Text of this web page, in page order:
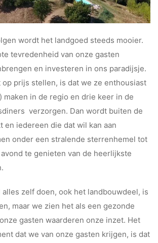
wordt het landgoed steeds mooier.
tevredenheid van onze gasten
en investeren in ons paradijsje.
op prijs stellen, is dat we ze enthousiast
maken in de regio en drie keer in de
verzorgen. Dan wordt buiten de
en iedereen die dat wil kan aan
onder een stralende sterrenhemel tot
te genieten van de heerlijkste
zelf doen, ook het landbouwdeel, is
maar we zien het als een gezonde
onze gasten waarderen onze inzet. Het
dat we van onze gasten krijgen, is dat